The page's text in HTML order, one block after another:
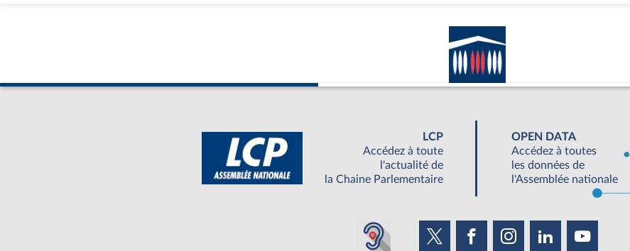
LCP
Accédez à toute
l'actualité de
la Chaine Parlementaire
OPEN DATA
Accédez à toutes
les données de
l'Assemblée nationale